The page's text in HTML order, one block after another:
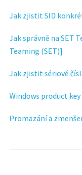
Jak zjistit SID
Jak správně na SET
Teaming (SET)]
Jak zjistit sériové
Windows product key
Promazání a